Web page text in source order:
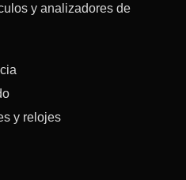
y analizadores de
y relojes